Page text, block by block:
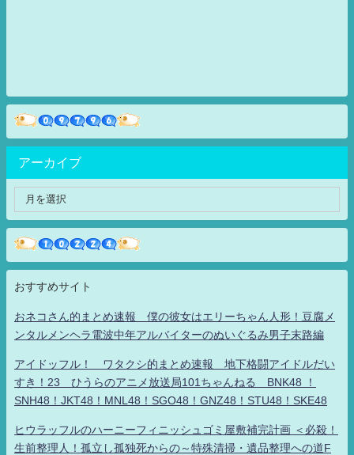
アーカイブ
おすすめサイト
おネコさん的まとめ速報 僕の彼女はエリーちゃん人形！豆腐メ
ンタルメンヘラ電波中年アルバイターのぬいぐるみ男子末路編
アイドッフル！ ワタクシ的まとめ速報 地下格闘アイドルだい
すき！23 ひうらのアニメ放送局101ちゃんねる BNK48 ！
SNH48！JKT48！MNL48！SGO48！GNZ48！STU48！SKE48
ヒウラッフルのハーニーフィニッシュゴミ屋敷補完計画 ＜必殺！
生前整理人！孤立し孤独死からの～特殊清掃・遺品整理への道F